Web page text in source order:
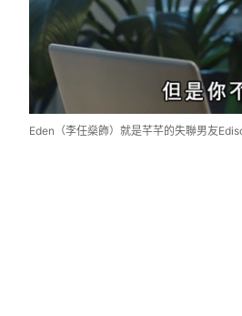
Eden（李任燊飾）就是芊芊的失聯男友